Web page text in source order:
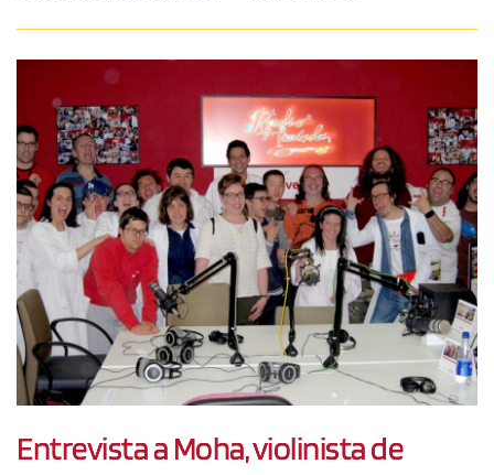
Entrevista a Moha, violinista de